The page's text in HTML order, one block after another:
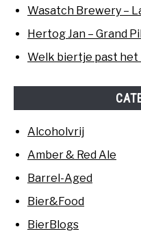
Wasatch Brewery –
Hertog Jan – Grand
Welk biertje past het
Alcoholvrij
Amber & Red Ale
Barrel-Aged
Bier&Food
BierBlogs